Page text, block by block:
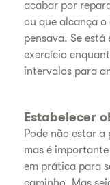
acabar por
ou que alcança o
pensava. Se
exercício
intervalos para
Estabelecer
Pode não estar
mas é
em prática para